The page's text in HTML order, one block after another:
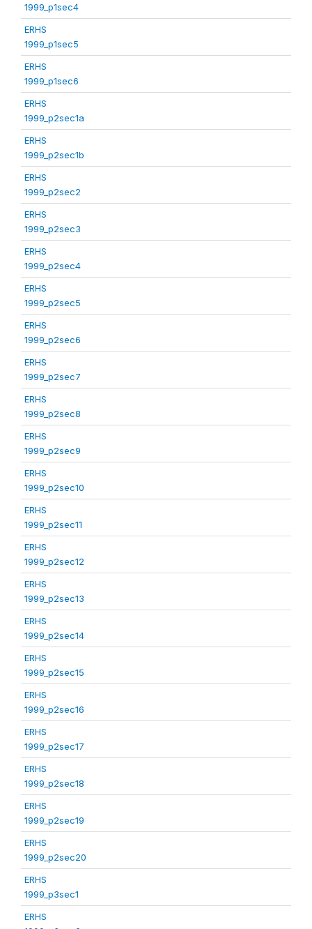
1999_p1sec4
ERHS
1999_p1sec5
ERHS
1999_p1sec6
ERHS
1999_p2sec1a
ERHS
1999_p2sec1b
ERHS
1999_p2sec2
ERHS
1999_p2sec3
ERHS
1999_p2sec4
ERHS
1999_p2sec5
ERHS
1999_p2sec6
ERHS
1999_p2sec7
ERHS
1999_p2sec8
ERHS
1999_p2sec9
ERHS
1999_p2sec10
ERHS
1999_p2sec11
ERHS
1999_p2sec12
ERHS
1999_p2sec13
ERHS
1999_p2sec14
ERHS
1999_p2sec15
ERHS
1999_p2sec16
ERHS
1999_p2sec17
ERHS
1999_p2sec18
ERHS
1999_p2sec19
ERHS
1999_p2sec20
ERHS
1999_p3sec1
ERHS